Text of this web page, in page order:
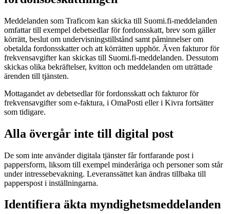
Meddelanden som Traficom kan skicka till Suomi.fi-meddelanden
omfattar till exempel debetsedlar för fordonsskatt, brev som gäller
körrätt, beslut om undervisningstillstånd samt påminnelser om
obetalda fordonsskatter och att körrätten upphör. Även fakturor för
frekvensavgifter kan skickas till Suomi.fi-meddelanden. Dessutom
skickas olika bekräftelser, kvitton och meddelanden om uträttade
ärenden till tjänsten.
Mottagandet av debetsedlar för fordonsskatt och fakturor för
frekvensavgifter som e-faktura, i OmaPosti eller i Kivra fortsätter
som tidigare.
Alla övergår inte till digital post
De som inte använder digitala tjänster får fortfarande post i
pappersform, liksom till exempel minderåriga och personer som står
under intressebevakning. Leveranssättet kan ändras tillbaka till
papperspost i inställningarna.
Identifiera äkta myndighetsmeddelanden